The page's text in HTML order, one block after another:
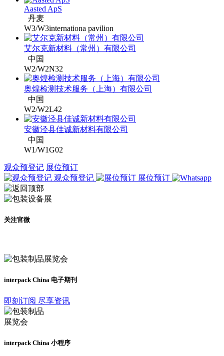
Aasted ApS
丹麦
W3/W3internationa pavilion
艾尔克新材料（常州）有限公司
中国
W2/W2N32
奥煌检测技术服务（上海）有限公司
中国
W2/W2L42
安徽泾县佳诚新材料有限公司
中国
W1/W1G02
观众预登记 展位预订
观众预登记
展位预订
关注官微
interpack China 电子期刊
即刻订阅 尽享资讯
interpack China 小程序